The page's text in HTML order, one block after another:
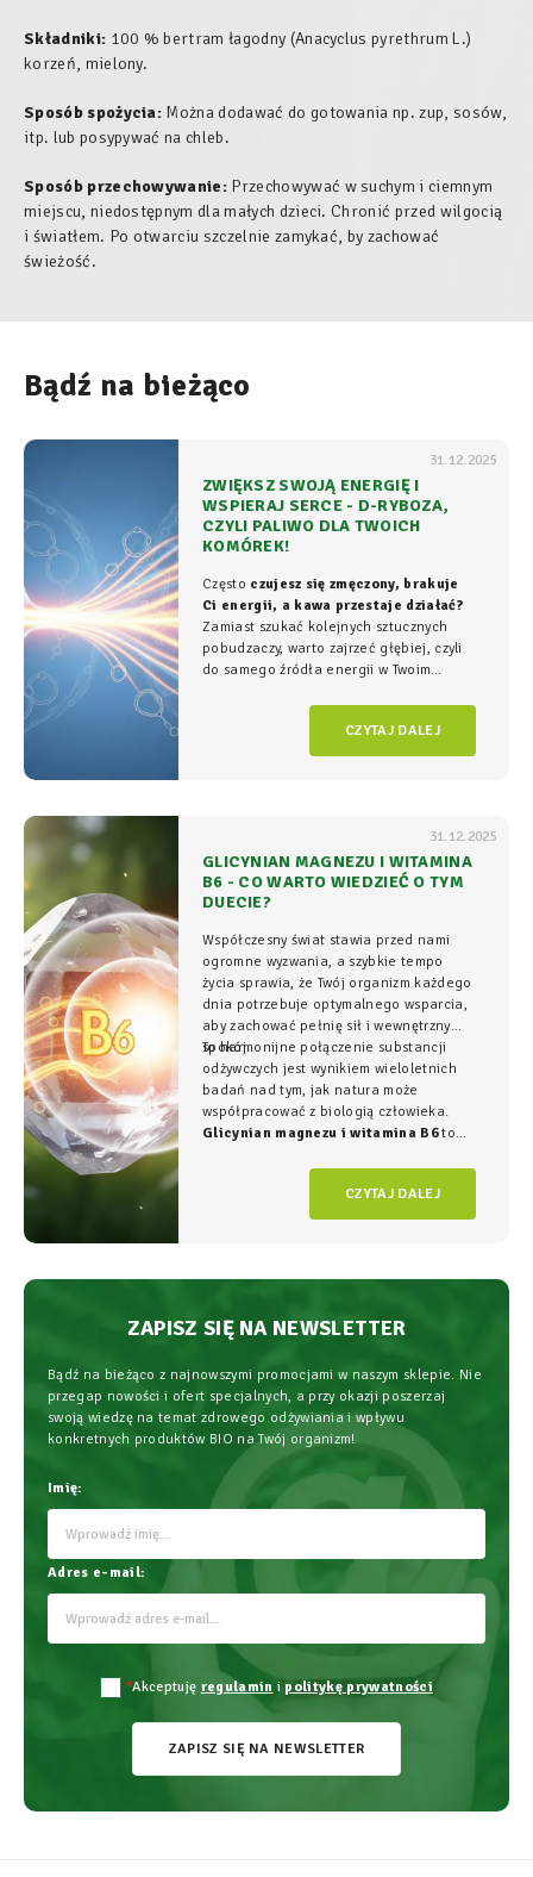
Składniki: 100 % bertram łagodny (Anacyclus pyrethrum L.)
korzeń, mielony.
Sposób spożycia: Można dodawać do gotowania np. zup, sosów,
itp. lub posypywać na chleb.
Sposób przechowywanie: Przechowywać w suchym i ciemnym
miejscu, niedostępnym dla małych dzieci. Chronić przed wilgocią
i światłem. Po otwarciu szczelnie zamykać, by zachować
świeżość.
Bądź na bieżąco
31.12.2025
ZWIĘKSZ SWOJĄ ENERGIĘ I
WSPIERAJ SERCE - D-RYBOZA,
CZYLI PALIWO DLA TWOICH
KOMÓREK!
Często czujesz się zmęczony, brakuje
Ci energii, a kawa przestaje działać?
Zamiast szukać kolejnych sztucznych
pobudzaczy, warto zajrzeć głębiej, czyli
do samego źródła energii w Twoim
komórkowym rozgrywa się cała
CZYTAJ DALEJ
31.12.2025
GLICYNIAN MAGNEZU I WITAMINA
B6 - CO WARTO WIEDZIEĆ O TYM
DUECIE?
Współczesny świat stawia przed nami
ogromne wyzwania, a szybkie tempo
życia sprawia, że Twój organizm każdego
dnia potrzebuje optymalnego wsparcia,
aby zachować pełnię sił i wewnętrzny
spokój.
To harmonijne połączenie substancji
odżywczych jest wynikiem wieloletnich
badań nad tym, jak natura może
współpracować z biologią człowieka.
Glicynian magnezu i witamina B6to
fundament świadomego wspierania
organizmu, łączący wysoką skuteczność z
najwyższym bezpieczeństwem
CZYTAJ DALEJ
ZAPISZ SIĘ NA NEWSLETTER
Bądź na bieżąco z najnowszymi promocjami w naszym sklepie. Nie
przegap nowości i ofert specjalnych, a przy okazji poszerzaj
swoją wiedzę na temat zdrowego odżywiania i wpływu
konkretnych produktów BIO na Twój organizm!
Imię:
Adres e-mail:
*Akceptuję regulamin i politykę prywatności
ZAPISZ SIĘ NA NEWSLETTER